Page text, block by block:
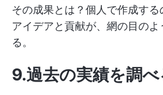
その成果とは？個人で作成す
アイデアと貢献が、網の目の
る。
9.過去の実績を調べ